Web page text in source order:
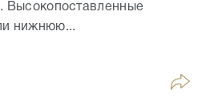
Высокопоставленные
нижнюю...